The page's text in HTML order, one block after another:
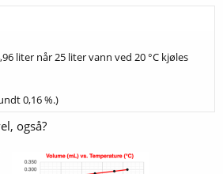
liter når 25 liter vann ved 20 °C kjøles
0,16 %.)
også?